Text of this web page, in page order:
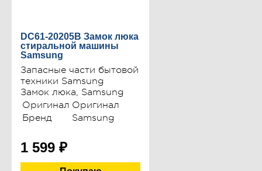
DC61-20205B Замок люка
стиральной машины
Samsung
Запасные части бытовой
техники Samsung
Замок люка, Samsung
Оригинал Оригинал
Бренд
Samsung
1 599 ₽